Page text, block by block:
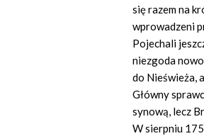
się razem na
wprowadzeni
Pojechali
niezgoda
do Nieświeża,
Główny
synową, lecz
W sierpniu